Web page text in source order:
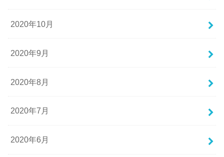
2020年10月
2020年9月
2020年8月
2020年7月
2020年6月